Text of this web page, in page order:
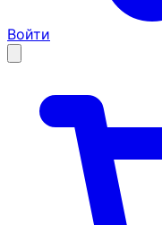
Войти